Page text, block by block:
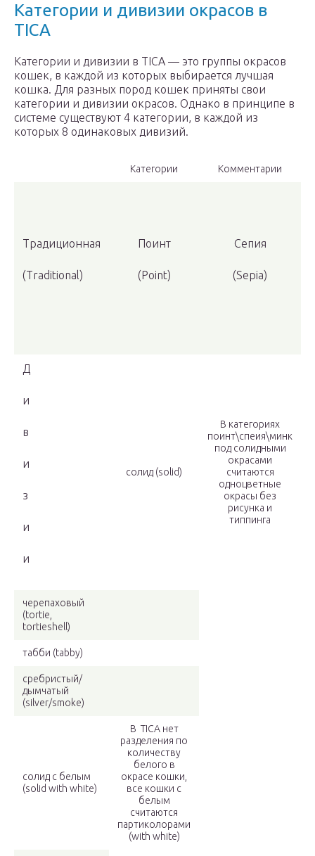
Категории и дивизии окрасов в
TICA
Категории и дивизии в TICA — это группы окрасов
кошек, в каждой из которых выбирается лучшая
кошка. Для разных пород кошек приняты свои
категории и дивизии окрасов. Однако в принципе в
системе существуют 4 категории, в каждой из
которых 8 одинаковых дивизий.
Категории Комментарии
Традиционная
(Traditional)
Поинт
(Point)
Сепия
(Sepia)
Д
и
в
и
з
и
и
солид (solid)
В категориях
поинт\спеия\минк
под солидными
окрасами
считаются
одноцветные
окрасы без
рисунка и
типпинга
черепаховый
(tortie,
tortieshell)
табби (tabby)
сребристый/
дымчатый
(silver/smoke)
солид с белым
(solid with white)
В TICA нет
разделения по
количеству
белого в
окрасе кошки,
все кошки с
белым
считаются
партиколорами
(with white)